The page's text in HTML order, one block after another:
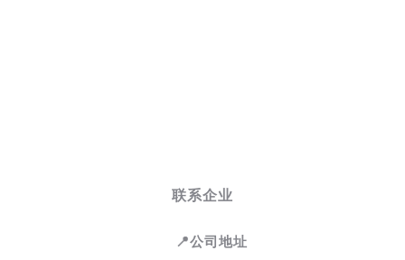
联系企业
📍公司地址